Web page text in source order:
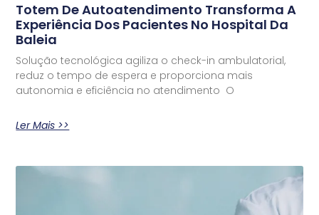
Totem De Autoatendimento Transforma A
Experiência Dos Pacientes No Hospital Da
Baleia
Solução tecnológica agiliza o check-in ambulatorial,
reduz o tempo de espera e proporciona mais
autonomia e eficiência no atendimento O
Ler Mais >>